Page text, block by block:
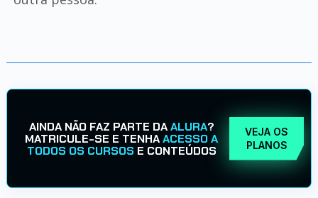
AINDA NÃO FAZ PARTE DAALURA?
MATRICULE-SE E TENHAACESSO A
TODOS OS CURSOS E CONTEÚDOS
VEJA OS
PLANOS